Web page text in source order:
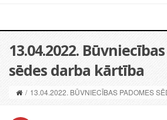
13.04.2022.
sēdes darba kārtība
/ 13.04.2022. BŪVNIECĪBAS PADOMES